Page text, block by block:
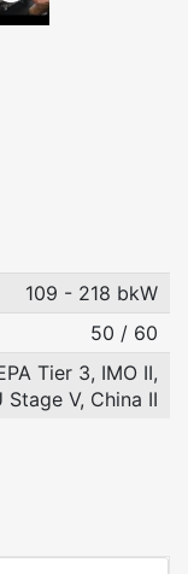
109 - 218 bkW
50 / 60
Tier 3, IMO II,
Stage V, China II